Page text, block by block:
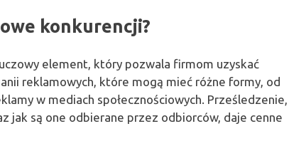
konkurencji?
element, który pozwala firmom uzyskać
reklamowych, które mogą mieć różne formy, od
w mediach społecznościowych. Prześledzenie,
jak są one odbierane przez odbiorców, daje cenne